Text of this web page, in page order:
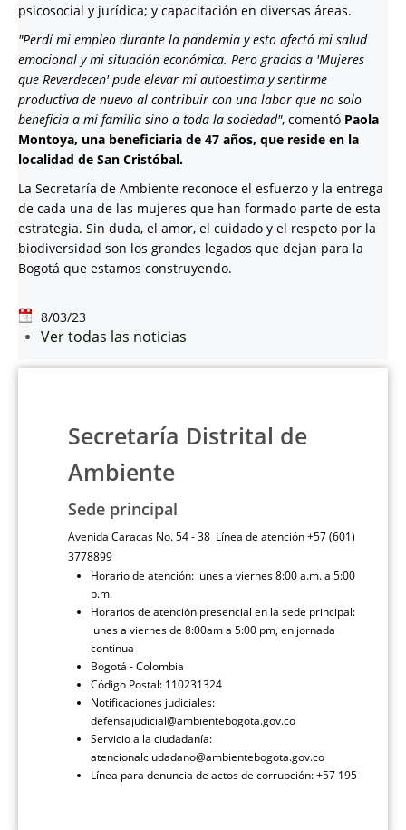
psicosocial y jurídica; y capacitación en diversas áreas.
"Perdí mi empleo durante la pandemia y esto afectó mi salud
emocional y mi situación económica. Pero gracias a 'Mujeres
que Reverdecen' pude elevar mi autoestima y sentirme
productiva de nuevo al contribuir con una labor que no solo
beneficia a mi familia sino a toda la sociedad", comentó Paola
Montoya, una beneficiaria de 47 años, que reside en la
localidad de San Cristóbal.
La Secretaría de Ambiente reconoce el esfuerzo y la entrega
de cada una de las mujeres que han formado parte de esta
estrategia. Sin duda, el amor, el cuidado y el respeto por la
biodiversidad son los grandes legados que dejan para la
Bogotá que estamos construyendo.
8/03/23
Ver todas las noticias
Secretaría Distrital de
Ambiente
Sede principal
Avenida Caracas No. 54 - 38 Línea de atención +57 (601)
3778899
Horario de atención: lunes a viernes 8:00 a.m. a 5:00
p.m.
Horarios de atención presencial en la sede principal:
lunes a viernes de 8:00am a 5:00 pm, en jornada
continua
Bogotá - Colombia
Código Postal: 110231324
Notificaciones judiciales:
defensajudicial@ambientebogota.gov.co
Servicio a la ciudadanía:
atencionalciudadano@ambientebogota.gov.co
Línea para denuncia de actos de corrupción: +57 195